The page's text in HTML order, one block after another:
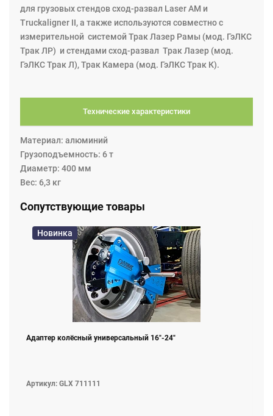
для грузовых стендов сход-развал Laser AM и
Truckaligner II, а также используются совместно с
измерительной системой Трак Лазер Рамы (мод. ГэЛКС
Трак ЛР) и стендами сход-развал Трак Лазер (мод.
ГэЛКС Трак Л), Трак Камера (мод. ГэЛКС Трак К).
Технические характеристики
Материал: алюминий
Грузоподъемность: 6 т
Диаметр: 400 мм
Вес: 6,3 кг
Сопутствующие товары
Новинка
Адаптер колёсный универсальный 16"-24"
Артикул: GLX 711111